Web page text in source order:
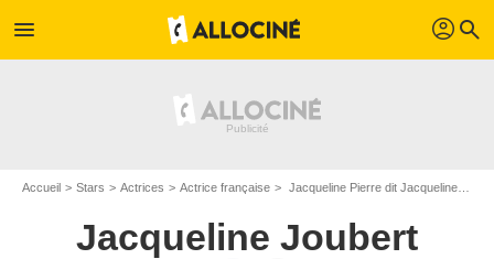
menu profil search
Accueil Stars Actrices Actrice française Jacqueline Pierre dit Jacqueline Joubert
Jacqueline Joubert